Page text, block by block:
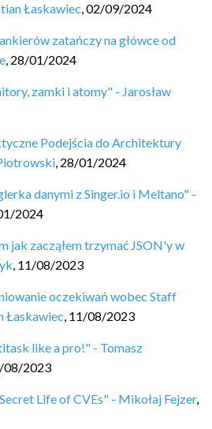
Łaskawiec,02/09/2024
zatańczy na główce od
, 28/01/2024
zamki i atomy" - Jarosław
Podejścia do Architektury
, 28/01/2024
danymi z Singer.io i Meltano" -
2024
jak zacząłem trzymać JSON'y w
, 11/08/2023
oczekiwań wobec Staff
Łaskawiec, 11/08/2023
like a pro!" - Tomasz
08/2023
Life of CVEs" - Mikołaj Fejzer,